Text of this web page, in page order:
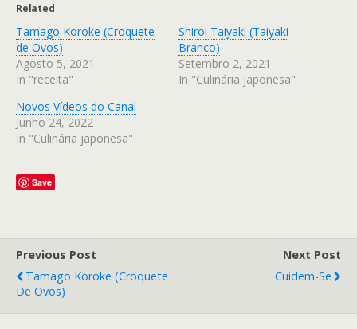
Related
Tamago Koroke (Croquete
de Ovos)
Agosto 5, 2021
In "receita"
Shiroi Taiyaki (Taiyaki
Branco)
Setembro 2, 2021
In "Culinária japonesa"
Novos Vídeos do Canal
Junho 24, 2022
In "Culinária japonesa"
Save
Previous Post
Tamago Koroke (Croquete
De Ovos)
Next Post
Cuidem-Se